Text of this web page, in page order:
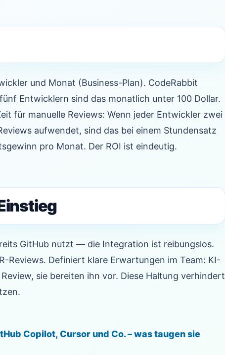
und Monat (Business-Plan). CodeRabbit
Entwicklern sind das monatlich unter 100 Dollar.
für manuelle Reviews: Wenn jeder Entwickler zwei
aufwendet, sind das bei einem Stundensatz
pro Monat. Der ROI ist eindeutig.
GitHub nutzt — die Integration ist reibungslos.
Reviews. Definiert klare Erwartungen im Team: KI-
sie bereiten ihn vor. Diese Haltung verhindert
Copilot, Cursor und Co. – was taugen sie